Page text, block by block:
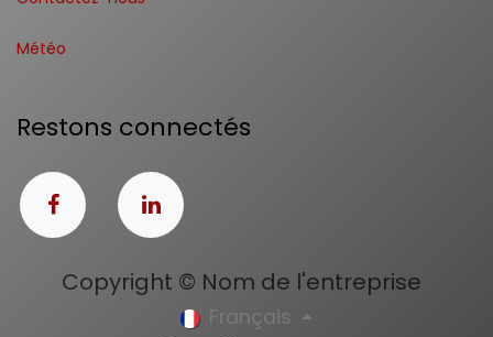
Météo
Restons connectés
Copyright © Nom de l'entreprise
Français